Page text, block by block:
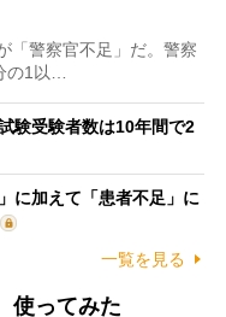
「警察官不足」だ。警察
の1以…
験受験者数は10年間で2
に加えて「患者不足」に
一覧を見る
使ってみた